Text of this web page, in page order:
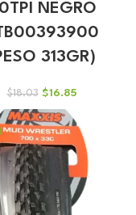
NEGRO
313GR)
$18.03 El
precio
original
era:
$18.03.
$16.85El
actual
es:
$16.85.